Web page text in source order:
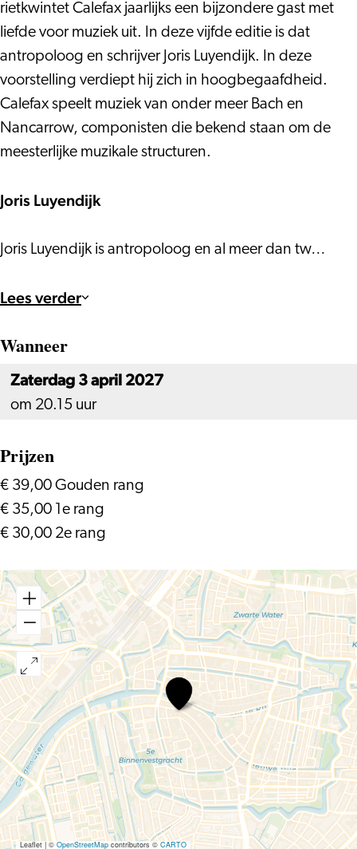
rietkwintet Calefax jaarlijks een bijzondere gast met
liefde voor muziek uit. In deze vijfde editie is dat
antropoloog en schrijver Joris Luyendijk. In deze
voorstelling verdiept hij zich in hoogbegaafdheid.
Calefax speelt muziek van onder meer Bach en
Nancarrow, componisten die bekend staan om de
meesterlijke muzikale structuren.
Joris Luyendijk
Joris Luyendijk is antropoloog en al meer dan tw…
Lees verder
Wanneer
Zaterdag 3 april 2027
om 20.15 uur
Prijzen
€ 39,00 Gouden rang
€ 35,00 1e rang
€ 30,00 2e rang
Calefax
Joris
Luyendijk
–
Joris
Luyendijk
in
Calefaxland
(première)
Leaflet|©OpenStreetMapcontributors ©CARTO